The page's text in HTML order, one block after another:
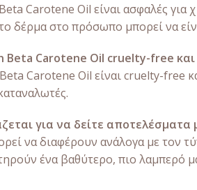
Carotene Oil είναι ασφαλές
δέρμα στο πρόσωπο μπορεί να
Beta Carotene Oil cruelty-free
Carotene Oil είναι cruelty-free
για να δείτε
να διαφέρουν ανάλογα με τον
ένα βαθύτερο, πιο λαμπερό